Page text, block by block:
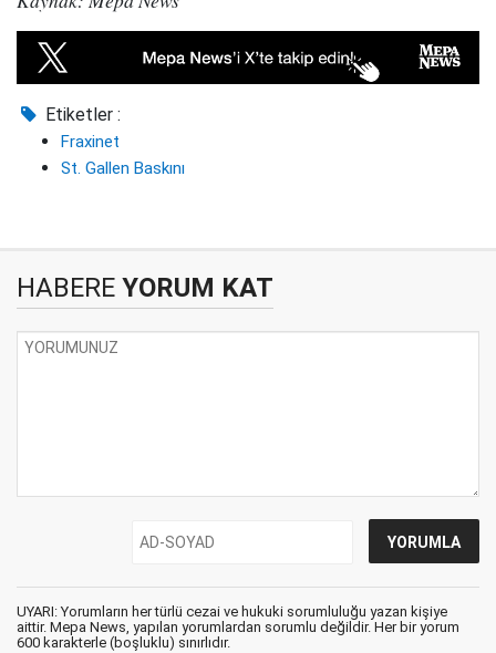
Etiketler :
Fraxinet
St. Gallen Baskını
HABERE YORUM KAT
UYARI: Yorumların her türlü cezai ve hukuki sorumluluğu yazan kişiye
aittir. Mepa News, yapılan yorumlardan sorumlu değildir. Her bir yorum
600 karakterle (boşluklu) sınırlıdır.